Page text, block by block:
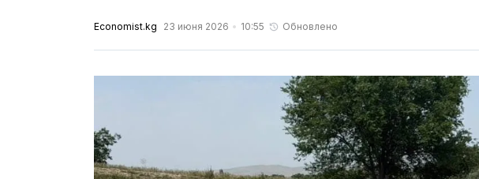
Economist.kg 23 июня 2026 10:55 Обновлено